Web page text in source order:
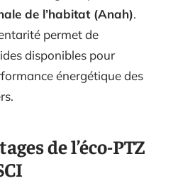
de l’habitat (Anah).
permet de
disponibles pour
énergétique des
de l’éco-PTZ